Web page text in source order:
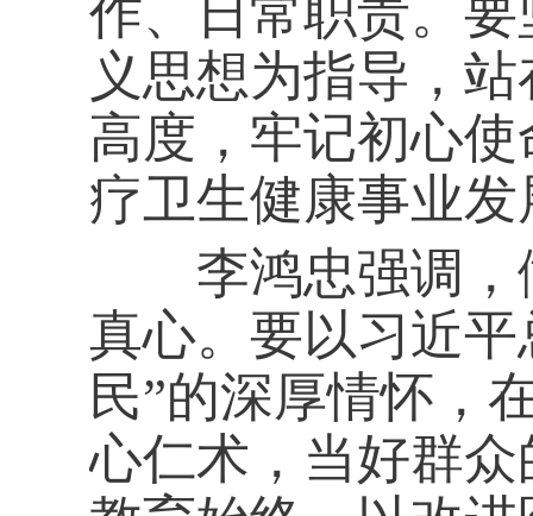
作、日常职责。
义思想为指导，
高度，牢记初心
疗卫生健康事业
李鸿忠强调，
真心。要以习近
民”的深厚情怀，
心仁术，当好群众